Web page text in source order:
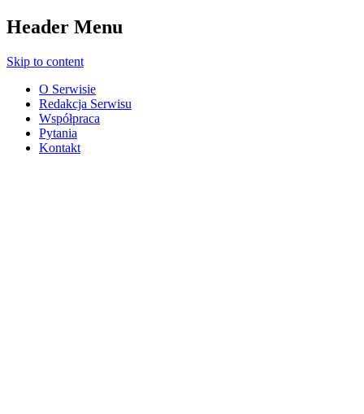
Header Menu
Skip to content
O Serwisie
Redakcja Serwisu
Współpraca
Pytania
Kontakt